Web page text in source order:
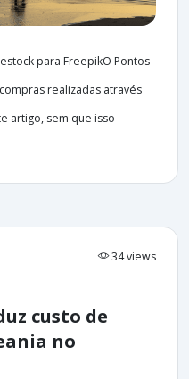
para FreepikO Pontos
realizadas através
artigo, sem que isso
34 views
custo de
no